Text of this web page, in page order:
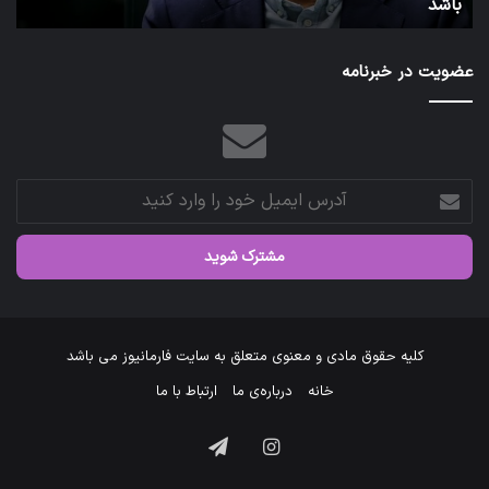
عضویت در خبرنامه
آدرس
ایمیل
خود
وارد
کلیه حقوق مادی و معنوی متعلق به سایت فارمانیوز می باشد
خانه
درباره‌ی ما ارتباط با ما
اینستاگرام